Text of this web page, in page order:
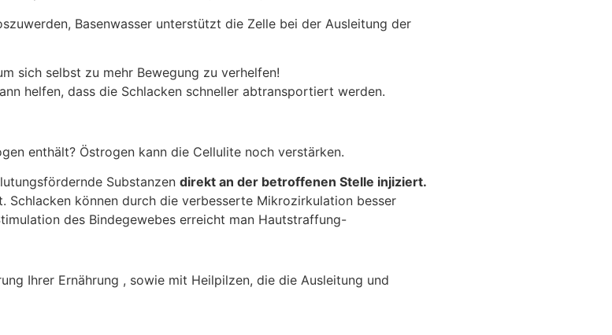
Basenwasser unterstützt die Zelle bei der Ausleitung der
sich selbst zu mehr Bewegung zu verhelfen!
helfen, dass die Schlacken schneller abtransportiert werden.
enthält? Östrogen kann die Cellulite noch verstärken.
Substanzen direkt an der betroffenen Stelle injiziert.
können durch die verbesserte Mikrozirkulation besser
des Bindegewebes erreicht man Hautstraffung-
Ihrer Ernährung , sowie mit Heilpilzen, die die Ausleitung und